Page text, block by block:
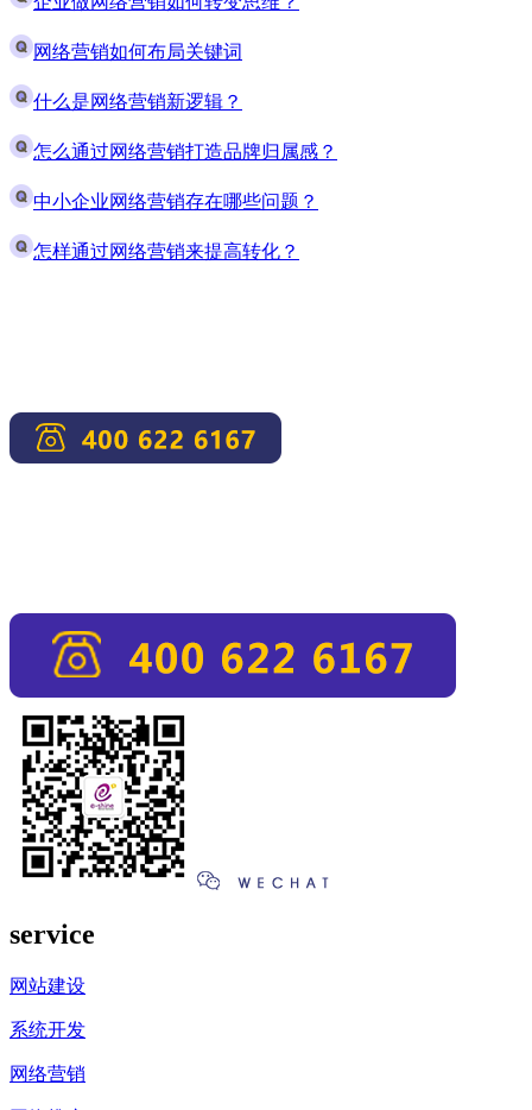
网络营销如何布局关键词
什么是网络营销新逻辑？
怎么通过网络营销打造品牌归属感？
中小企业网络营销存在哪些问题？
怎样通过网络营销来提高转化？
service
网站建设
系统开发
网络营销